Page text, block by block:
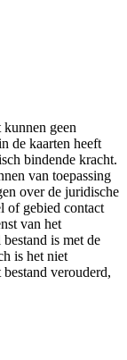
kunnen geen
de kaarten heeft
bindende kracht.
van toepassing
over de juridische
of gebied contact
van het
is met de
is het niet
verouderd,